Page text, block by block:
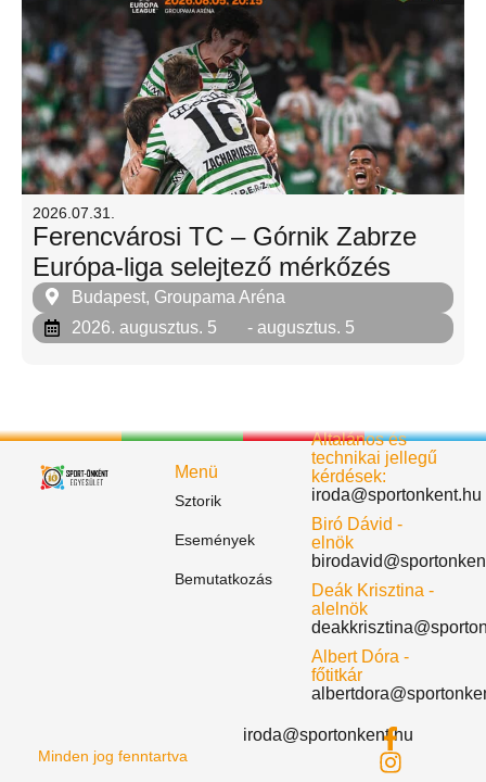
2026.07.31.
Ferencvárosi TC – Górnik Zabrze
Európa-liga selejtező mérkőzés
Budapest, Groupama Aréna
2026. augusztus. 5
- augusztus. 5
Menü
Sztorik
Események
Bemutatkozás
Általános és
technikai jellegű
kérdések:
iroda@sportonkent.hu
Biró Dávid -
elnök
Deák Krisztina -
alelnök
Albert Dóra -
főtitkár
Minden jog fenntartva
iroda@sportonkent.hu